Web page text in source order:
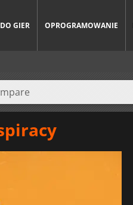
GIER OPROGRAMOWANIE